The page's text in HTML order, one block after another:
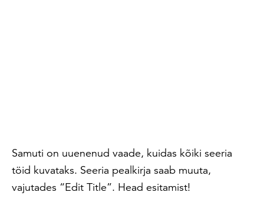
Samuti on uuenenud vaade, kuidas kõiki seeria
töid kuvataks. Seeria pealkirja saab muuta,
vajutades “Edit Title”. Head esitamist!